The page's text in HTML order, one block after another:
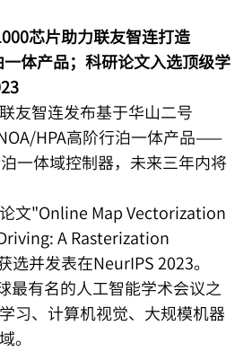
芯片助力联友智连打造
体产品；科研论文入选顶级学
友智连发布基于华山二号
HPA高阶行泊一体产品——
一体域控制器，未来三年内将
文"Online Map Vectorization
A Rasterization
并发表在NeurIPS 2023。
最有名的人工智能学术会议之
习、计算机视觉、大规模机器
。